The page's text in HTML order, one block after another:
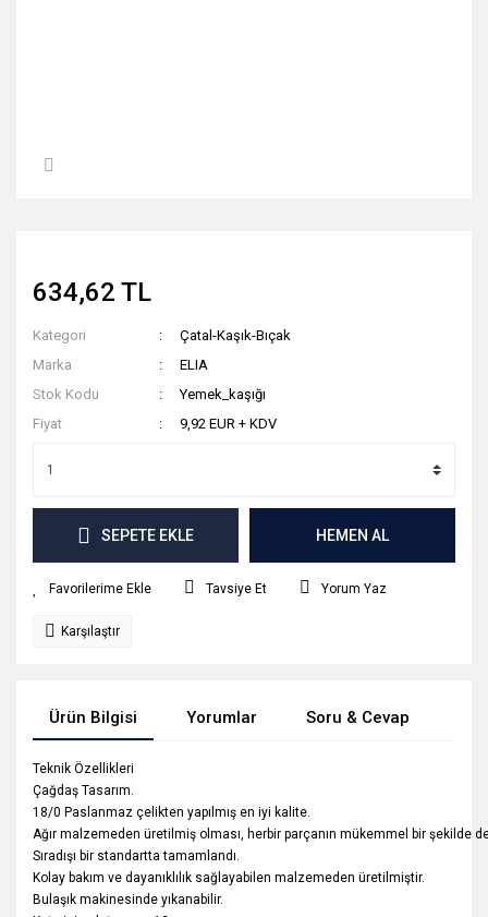
634,62 TL
Kategori
Çatal-Kaşık-Bıçak
Marka
ELIA
Stok Kodu
Yemek_kaşığı
Fiyat
9,92 EUR + KDV
SEPETE EKLE HEMEN AL
Tavsiye Et Yorum Yaz
Karşılaştır
Ürün Bilgisi Yorumlar Soru & Cevap
Teknik Özellikleri
Çağdaş Tasarım.
18/0 Paslanmaz çelikten yapılmış en iyi kalite.
Ağır malzemeden üretilmiş olması, herbir parçanın mükemmel bir şekilde
Sıradışı bir standartta tamamlandı.
Kolay bakım ve dayanıklılık sağlayabilen malzemeden üretilmiştir.
Bulaşık makinesinde yıkanabilir.